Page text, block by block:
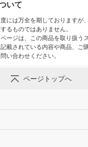
いて
には万全を期しておりますが
るものではありません。
ージは、この商品を取り扱う
載されている内容や商品、ご
い合わせください。
ページトップへ